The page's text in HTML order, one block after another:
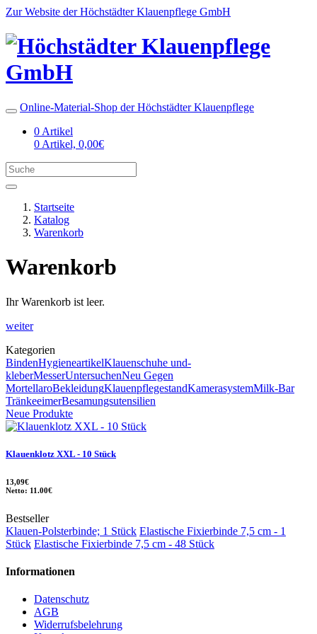
Zur Website der Höchstädter Klauenpflege GmbH
Online-Material-Shop der Höchstädter Klauenpflege
0 Artikel
0 Artikel, 0,00€
Startseite
Katalog
Warenkorb
Warenkorb
Ihr Warenkorb ist leer.
weiter
Kategorien
BindenHygieneartikelKlauenschuhe und-
kleberMesserUntersuchenNeu Gegen
MortellaroBekleidungKlauenpflegestandKamerasystemMilk-Bar
TränkeeimerBesamungsutensilien
Neue Produkte
Klauenklotz XXL - 10 Stück
13,09€
Netto: 11.00€
Bestseller
Klauen-Polsterbinde; 1 Stück Elastische Fixierbinde 7,5 cm - 1
Stück Elastische Fixierbinde 7,5 cm - 48 Stück
Informationen
Datenschutz
AGB
Widerrufsbelehrung